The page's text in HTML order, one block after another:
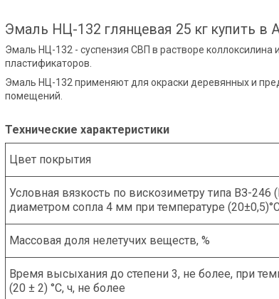
Эмаль НЦ-132 глянцевая 25 кг купить в
Эмаль НЦ-132 - суспензия СВП в растворе коллоксилина
пластификаторов.
Эмаль НЦ-132 применяют для окраски деревянных и
помещений.
Технические характеристики
Цвет покрытия
Условная вязкость по вискозиметру типа ВЗ-246
диаметром сопла 4 мм при температуре
Массовая доля нелетучих веществ, %
Время высыхания до степени 3, не более, при
(20 ± 2) °С, ч, не более